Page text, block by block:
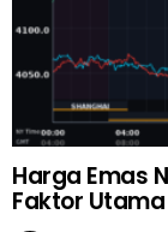
Harga Emas
Faktor Utama